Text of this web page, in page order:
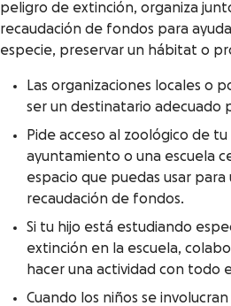
peligro de extinción, organiza
recaudación de fondos para
especie, preservar un hábitat o
Las organizaciones locales o
ser un destinatario adecuado
Pide acceso al zoológico de
ayuntamiento o una escuela
espacio que puedas usar
recaudación de fondos.
Si tu hijo está estudiando
extinción en la escuela,
hacer una actividad con todo
Cuando los niños se